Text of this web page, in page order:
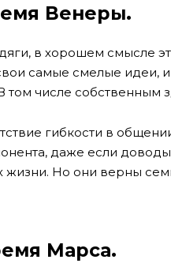
Венеры.
в хорошем смысле
самые смелые идеи,
том числе собственным
гибкости в
даже если
жизни. Но они верны
Марса.